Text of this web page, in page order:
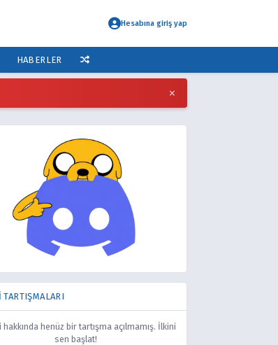
Hesabına giriş yap
HABERLER
×
TARTIŞMALARI
hakkında henüz bir tartışma açılmamış. İlkini
sen başlat!